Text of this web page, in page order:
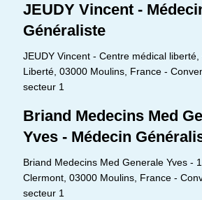
JEUDY Vincent -
Généraliste
JEUDY Vincent - Centre médical
Liberté, 03000 Moulins, France -
secteur 1
Briand Medecins Med
Yves - Médecin
Briand Medecins Med Generale Yves -
Clermont, 03000 Moulins, France -
secteur 1